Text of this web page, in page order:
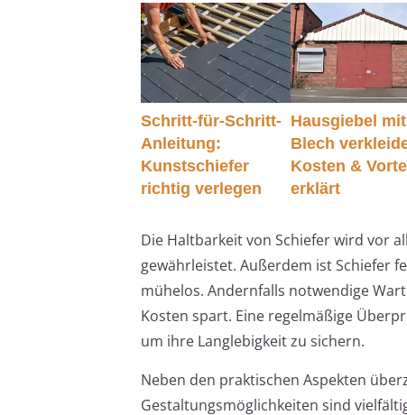
Schritt-für-Schritt-
Anleitung:
Kunstschiefer
richtig verlegen
Hausgiebel mit
Blech
Kosten &
erklärt
Die Haltbarkeit von Schiefer wird vor
gewährleistet. Außerdem ist Schiefer
mühelos. Andernfalls notwendige
Kosten spart. Eine regelmäßige
um ihre Langlebigkeit zu sichern.
Neben den praktischen Aspekten
Gestaltungsmöglichkeiten sind